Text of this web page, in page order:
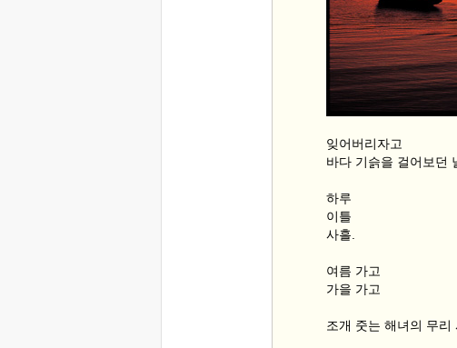
잊어버리자고
바다 기슭을 걸어보던
하루
이틀
사흘.
여름 가고
가을 가고
조개 줏는 해녀의 무리